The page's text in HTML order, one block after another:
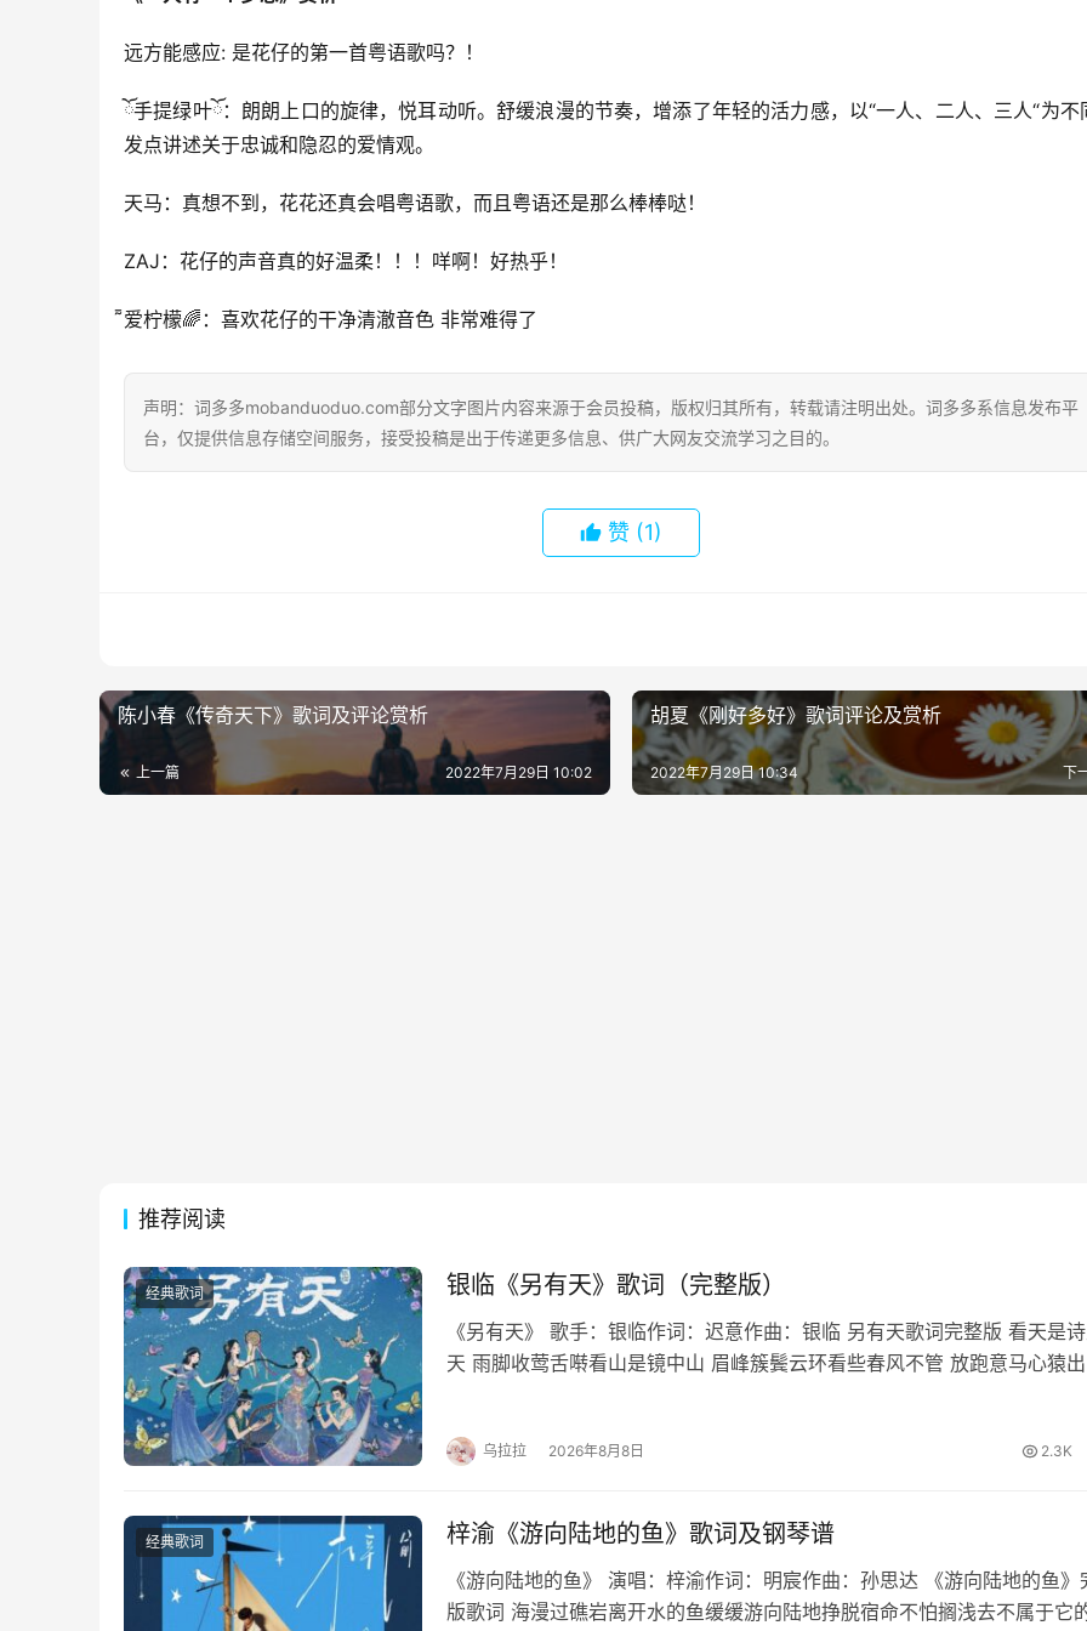
远方能感应: 是花仔的第一首粤语歌吗？！
手提绿叶ོ：朗朗上口的旋律，悦耳动听。舒缓浪漫的节奏，增添了年轻的活力感，以“一人、二人、三人“为不
发点讲述关于忠诚和隐忍的爱情观。
天马：真想不到，花花还真会唱粤语歌，而且粤语还是那么棒棒哒！
ZAJ：花仔的声音真的好温柔！！！咩啊！好热乎！
爱柠檬🌈：喜欢花仔的干净清澈音色 非常难得了
声明：词多多mobanduoduo.com部分文字图片内容来源于会员投稿，版权归其所有，转载请注明出处。词多多系信息发布平
台，仅提供信息存储空间服务，接受投稿是出于传递更多信息、供广大网友交流学习之目的。
赞 (1)
陈小春《传奇天下》歌词及评论赏析
上一篇 2022年7月29日 10:02
胡夏《刚好多好》歌词评论及赏析
下
2022年7月29日 10:34
推荐阅读
经典歌词 银临《另有天》歌词（完整版）
《另有天》 歌手：银临作词：迟意作曲：银临 另有天歌词完整版 看天是
天 雨脚收莺舌啭看山是镜中山 眉峰簇鬓云环看些春风不管 放跑意马心猿
乌拉拉 2026年8月8日 2.3K
经典歌词 梓渝《游向陆地的鱼》歌词及钢琴谱
《游向陆地的鱼》 演唱：梓渝作词：明宸作曲：孙思达 《游向陆地的鱼》
版歌词 海漫过礁岩离开水的鱼缓缓游向陆地挣脱宿命不怕搁浅去不属于它